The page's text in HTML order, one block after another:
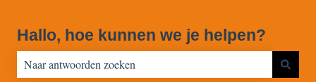
Hallo, hoe kunnen we je helpen?